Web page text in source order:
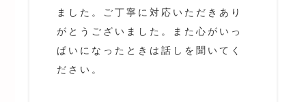
ました。ご丁寧に対応いただきあり
がとうございました。また心がいっ
ぱいになったときは話しを聞いてく
ださい。